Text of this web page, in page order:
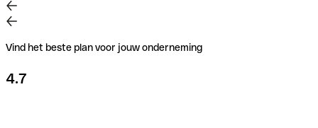
Vind het beste plan voor jouw onderneming
4.7